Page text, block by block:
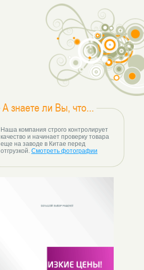
А знаете ли Вы, что...
Наша компания строго контролирует
качество и начинает проверку товара
еще на заводе в Китае перед
отгрузкой. Смотреть фотографии